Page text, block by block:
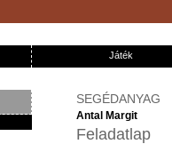
Játék
SEGÉDANYAG
Antal Margit
Feladatlap